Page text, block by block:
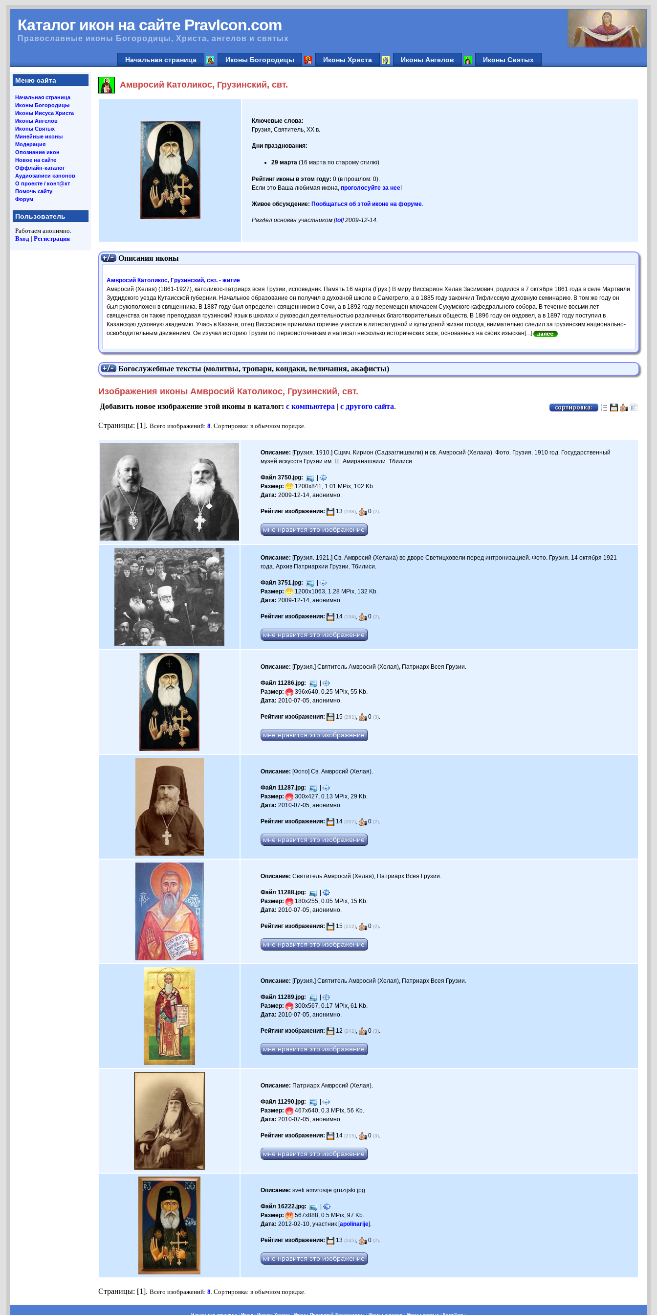
Каталог икон на сайте PravIcon.com
Православные иконы Богородицы, Христа, ангелов и святых
Начальная страница Иконы Богородицы Иконы Христа Иконы Ангелов Иконы Святых
Меню сайта
Начальная страница
Иконы Богородицы
Иконы Иисуса Христа
Иконы Ангелов
Иконы Святых
Минейные иконы
Модерация
Опознание икон
Новое на сайте
Оффлайн-каталог
Аудиозаписи канонов
О проекте / конт@кт
Помочь сайту
Форум
Пользователь
Работаем анонимно.
Вход |Регистрация
Амвросий Католикос, Грузинский, свт.
Ключевые слова:
Грузия, Святитель, XX в.
Дни празднования:
29 марта (16 марта по старому стилю)
Рейтинг иконы в этом году: 0 (в прошлом: 0).
Если это Ваша любимая икона,проголосуйте за нее!
Живое обсуждение: Пообщаться об этой иконе на форуме.
Раздел основан участником [tol] 2009-12-14.
Описания иконы
Амвросий Католикос, Грузинский, свт. - житие
Амвросий (Хелая) (1861-1927), католикос-патриарх всея Грузии, исповедник. Память 16 марта (Груз.) В миру Виссарион Хелая Засимович, родился в 7 октября 1861 года в селе Мартвили
Зугдидского уезда Кутаисской губернии. Начальное образование он получил в духовной школе в Самегрело, а в 1885 году закончил Тифлисскую духовную семинарию. В том же году он
был рукоположен в священника. В 1887 году был определен священником в Сочи, а в 1892 году перемещен ключарем Сухумского кафедрального собора. В течение восьми лет
священства он также преподавая грузинский язык в школах и руководил деятельностью различных благотворительных обществ. В 1896 году он овдовел, а в 1897 году поступил в
Казанскую духовную академию. Учась в Казани, отец Виссарион принимал горячее участие в литературной и культурной жизни города, внимательно следил за грузинским национально-
освободительным движением. Он изучал историю Грузии по первоисточникам и написал несколько исторических эссе, основанных на своих изыскан[...]
Богослужебные тексты (молитвы, тропари, кондаки, величания, акафисты)
Изображения иконы Амвросий Католикос, Грузинский, свт.
Добавить новое изображение этой иконы в каталог:с компьютера |с другого сайта.
Страницы: [1].Всего изображений:8. Сортировка: в обычном порядке.
Описание: [Грузия. 1910.] Сщмч. Кирион (Садзаглишвили) и св. Амвросий (Хелаиа). Фото. Грузия. 1910 год. Государственный
музей искусств Грузии им. Ш. Амиранашвили. Тбилиси.
Файл 3750.jpg:
|
Размер:
1200x841, 1.01 MPix, 102 Kb.
Дата: 2009-12-14, анонимно.
Рейтинг изображения: 13(198), 0(2).
Описание: [Грузия. 1921.] Св. Амвросий (Хелаиа) во дворе Светицховели перед интронизацией. Фото. Грузия. 14 октября 1921
года. Архив Патриархии Грузии. Тбилиси.
Файл 3751.jpg:
|
Размер:
1200x1063, 1.28 MPix, 132 Kb.
Дата: 2009-12-14, анонимно.
Рейтинг изображения: 14(194), 0(2).
Описание: [Грузия.] Святитель Амвросий (Хелая), Патриарх Всея Грузии.
Файл 11286.jpg:
|
Размер:
396x640, 0.25 MPix, 55 Kb.
Дата: 2010-07-05, анонимно.
Рейтинг изображения: 15(261), 0(3).
Описание: [Фото] Св. Амвросий (Хелая).
Файл 11287.jpg:
|
Размер:
300x427, 0.13 MPix, 29 Kb.
Дата: 2010-07-05, анонимно.
Рейтинг изображения: 14(207), 0(2).
Описание: Святитель Амвросий (Хелая), Патриарх Всея Грузии.
Файл 11288.jpg:
|
Размер:
180x255, 0.05 MPix, 15 Kb.
Дата: 2010-07-05, анонимно.
Рейтинг изображения: 15(212), 0(2).
Описание: [Грузия.] Святитель Амвросий (Хелая), Патриарх Всея Грузии.
Файл 11289.jpg:
|
Размер:
300x567, 0.17 MPix, 61 Kb.
Дата: 2010-07-05, анонимно.
Рейтинг изображения: 12(241), 0(3).
Описание: Патриарх Амвросий (Хелая).
Файл 11290.jpg:
|
Размер:
467x640, 0.3 MPix, 56 Kb.
Дата: 2010-07-05, анонимно.
Рейтинг изображения: 14(215), 0(3).
Описание: sveti amvrosije gruzijski.jpg
Файл 16222.jpg:
|
Размер:
567x888, 0.5 MPix, 97 Kb.
Дата: 2012-02-10, участник [apolinarije].
Рейтинг изображения: 13(245), 0(2).
Страницы: [1].Всего изображений:8. Сортировка: в обычном порядке.